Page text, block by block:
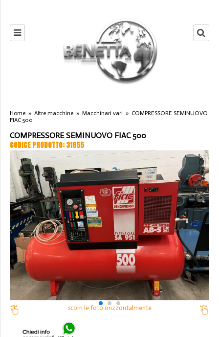
Home » Altre macchine » Macchinari vari » COMPRESSORE SEMINUOVO
FIAC 500
COMPRESSORE SEMINUOVO FIAC 500
CODICE PRODOTTO: 31855
scorri le foto orizzontalmente